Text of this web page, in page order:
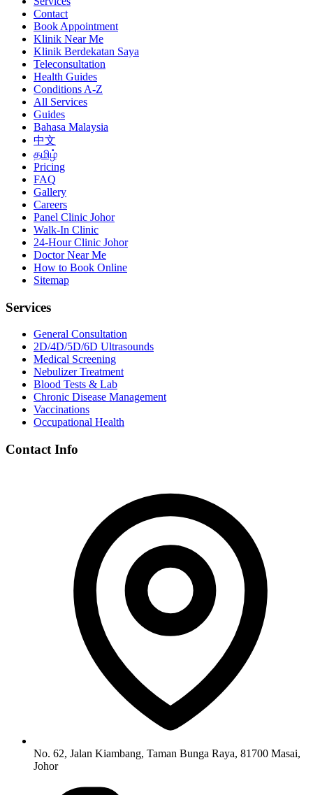
Contact
Book Appointment
Klinik Near Me
Klinik Berdekatan Saya
Teleconsultation
Health Guides
Conditions A-Z
All Services
Guides
Bahasa Malaysia
中文
தமிழ்
Pricing
FAQ
Gallery
Careers
Panel Clinic Johor
Walk-In Clinic
24-Hour Clinic Johor
Doctor Near Me
How to Book Online
Sitemap
Services
General Consultation
2D/4D/5D/6D Ultrasounds
Medical Screening
Nebulizer Treatment
Blood Tests & Lab
Chronic Disease Management
Vaccinations
Occupational Health
Contact Info
No. 62, Jalan Kiambang, Taman Bunga Raya, 81700 Masai,
Johor